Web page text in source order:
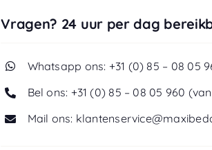
Vragen? 24 uur per dag
Whatsapp ons: +31 (0) 85 – 08 05
Bel ons: +31 (0) 85 – 08 05 960
Mail ons: